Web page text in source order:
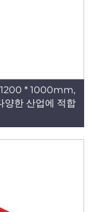
1200 * 1000mm,
양한 산업에 적합